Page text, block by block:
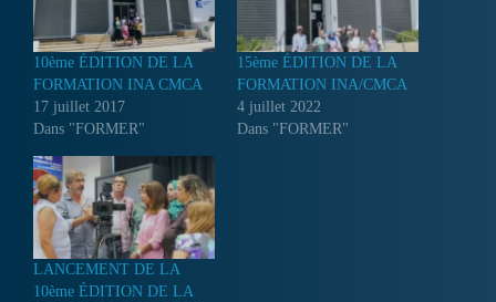
10ème ÉDITION DE LA
FORMATION INA CMCA
17 juillet 2017
Dans "FORMER"
15ème ÉDITION DE LA
FORMATION INA/CMCA
4 juillet 2022
Dans "FORMER"
LANCEMENT DE LA
10ème ÉDITION DE LA